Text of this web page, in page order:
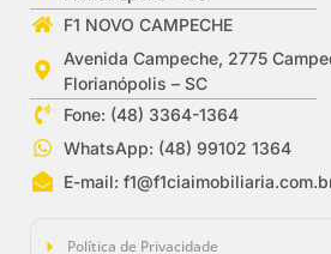
F1 NOVO CAMPECHE
Avenida Campeche, 2775
Florianópolis – SC
Fone: (48) 3364-1364
WhatsApp: (48) 99102 1364
E-mail:
Política de Privacidade